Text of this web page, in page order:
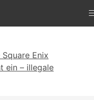
Enix
ein – illegale